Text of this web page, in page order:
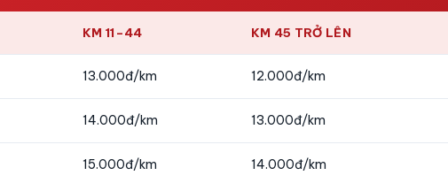
KM 11–44 KM 45 TRỞ LÊN
13.000đ/km 12.000đ/km
14.000đ/km 13.000đ/km
15.000đ/km 14.000đ/km